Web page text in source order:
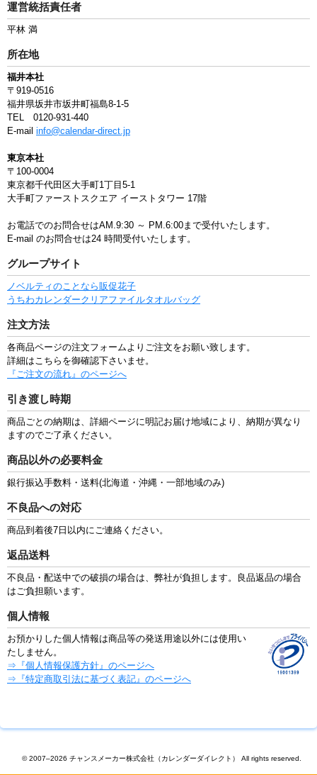
運営統括責任者
平林 満
所在地
福井本社
〒919-0516
福井県坂井市坂井町福島8-1-5
TEL 0120-931-440
E-mail info@calendar-direct.jp
東京本社
〒100-0004
東京都千代田区大手町1丁目5-1
大手町ファーストスクエア イーストタワー 17階
お電話でのお問合せはAM.9:30 ～ PM.6:00まで受付いたします。
E-mail のお問合せは24 時間受付いたします。
グループサイト
ノベルティのことなら販促花子
うちわカレンダークリアファイルタオルバッグ
注文方法
各商品ページの注文フォームよりご注文をお願い致します。
詳細はこちらを御確認下さいませ。
『ご注文の流れ』のページへ
引き渡し時期
商品ごとの納期は、詳細ページに明記お届け地域により、納期が異なり
ますのでご了承ください。
商品以外の必要料金
銀行振込手数料・送料(北海道・沖縄・一部地域のみ)
不良品への対応
商品到着後7日以内にご連絡ください。
返品送料
不良品・配送中での破損の場合は、弊社が負担します。良品返品の場合
はご負担願います。
個人情報
お預かりした個人情報は商品等の発送用途以外には使用い
たしません。
⇒『個人情報保護方針』のページへ
⇒『特定商取引法に基づく表記』のページへ
© 2007–2026 チャンスメーカー株式会社（カレンダーダイレクト） All rights reserved.